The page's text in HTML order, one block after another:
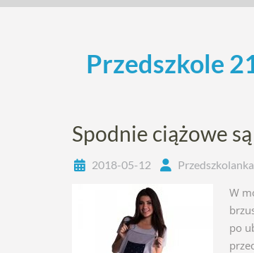
Skip
Przedszkole
Spodnie ciążowe
2018-05-12 Przedszkolanka
W
po